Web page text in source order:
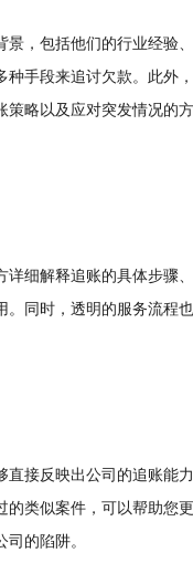
，包括他们的行业经验
手段来追讨欠款。此外
略以及应对突发情况的
细解释追账的具体步骤
同时，透明的服务流程
接反映出公司的追账能
类似案件，可以帮助您
的陷阱。